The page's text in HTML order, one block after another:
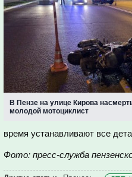
В Пензе на улице Кирова
молодой мотоциклист
время устанавливают все
Фото: пресс-служба